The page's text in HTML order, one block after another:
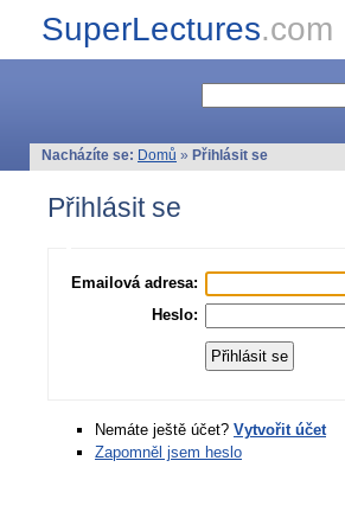
SuperLectures.com
Nacházíte se: Domů » Přihlásit se
Přihlásit se
Emailová adresa:
Heslo:
Nemáte ještě účet? Vytvořit účet
Zapomněl jsem heslo